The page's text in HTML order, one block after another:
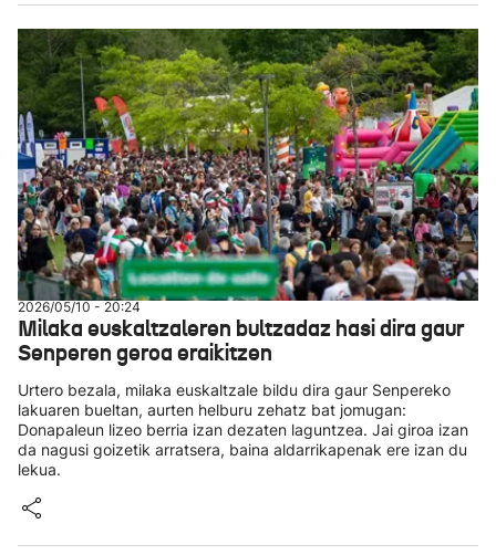
2026/05/10 - 20:24
Milaka euskaltzaleren bultzadaz hasi dira gaur
Senperen geroa eraikitzen
Urtero bezala, milaka euskaltzale bildu dira gaur Senpereko
lakuaren bueltan, aurten helburu zehatz bat jomugan:
Donapaleun lizeo berria izan dezaten laguntzea. Jai giroa izan
da nagusi goizetik arratsera, baina aldarrikapenak ere izan du
lekua.